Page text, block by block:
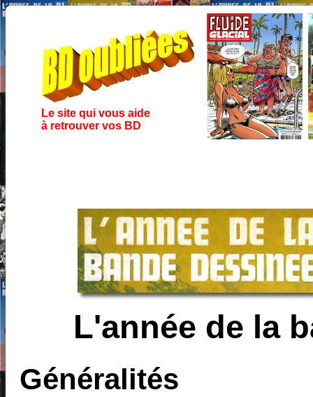
Le site qui vous aide
à retrouver vos BD
L'année de la
Généralités